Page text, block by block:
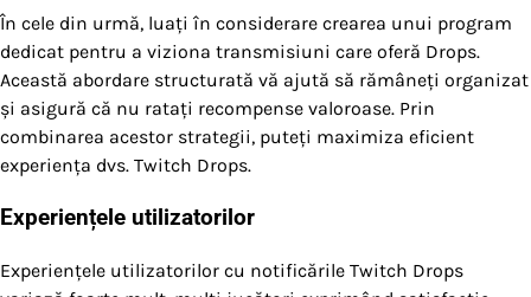
În cele din urmă, luați în considerare crearea unui program
dedicat pentru a viziona transmisiuni care oferă Drops.
Această abordare structurată vă ajută să rămâneți organizat
și asigură că nu ratați recompense valoroase. Prin
combinarea acestor strategii, puteți maximiza eficient
experiența dvs. Twitch Drops.
Experiențele utilizatorilor
Experiențele utilizatorilor cu notificările Twitch Drops